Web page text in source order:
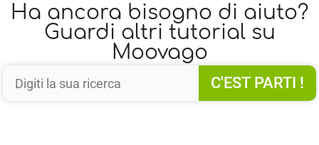
Ha ancora bisogno di aiuto?
Guardi altri tutorial su
Moovago
C'EST PARTI !